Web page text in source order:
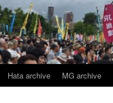
Hata archive MG archive